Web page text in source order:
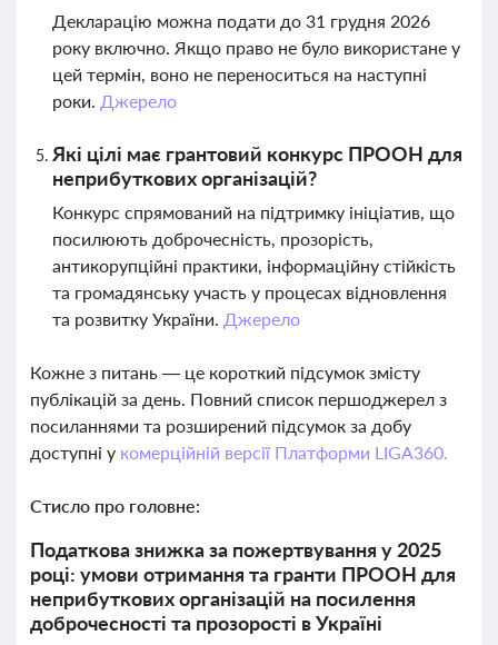
Декларацію можна подати до 31 грудня 2026
року включно. Якщо право не було використане у
цей термін, воно не переноситься на наступні
роки. Джерело
Які цілі має грантовий конкурс ПРООН для
неприбуткових організацій?
Конкурс спрямований на підтримку ініціатив, що
посилюють доброчесність, прозорість,
антикорупційні практики, інформаційну стійкість
та громадянську участь у процесах відновлення
та розвитку України. Джерело
Кожне з питань — це короткий підсумок змісту
публікацій за день. Повний список першоджерел з
посиланнями та розширений підсумок за добу
доступні у комерційній версії Платформи LIGA360.
Стисло про головне:
Податкова знижка за пожертвування у 2025
році: умови отримання та гранти ПРООН для
неприбуткових організацій на посилення
доброчесності та прозорості в Україні